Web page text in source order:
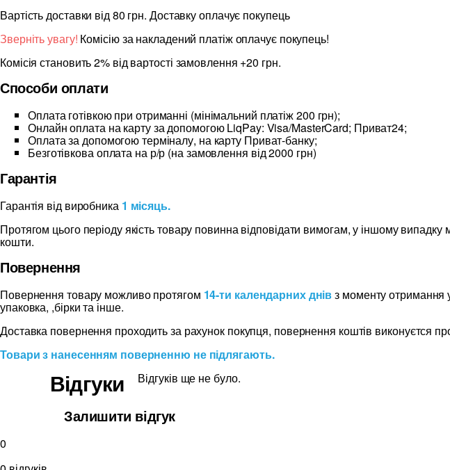
Вартість доставки від 80 грн. Доставку оплачує покупець
Зверніть увагу! Комісію за накладений платіж оплачує покупець!
Комісія становить 2% від вартості замовлення +20 грн.
Способи оплати
Оплата готівкою при отриманні (мінімальний платіж 200 грн);
Онлайн оплата на карту за допомогою LiqPay: Visa/MasterCard; Приват24;
Оплата за допомогою терміналу, на карту Приват-банку;
Безготівкова оплата на р/р (на замовлення від 2000 грн)
Гарантія
Гарантія від виробника 1 місяць.
Протягом цього періоду якість товару повинна відповідати вимогам, у іншому
кошти.
Повернення
Повернення товару можливо протягом 14-ти календарних днівз моменту отримання
упаковка, ,бірки та інше.
Доставка повернення проходить за рахунок покупця, повернення коштів виконуєтся
Товари з нанесенням поверненню не підлягають.
Відгуки Відгуків ще не було.
Залишити відгук
0